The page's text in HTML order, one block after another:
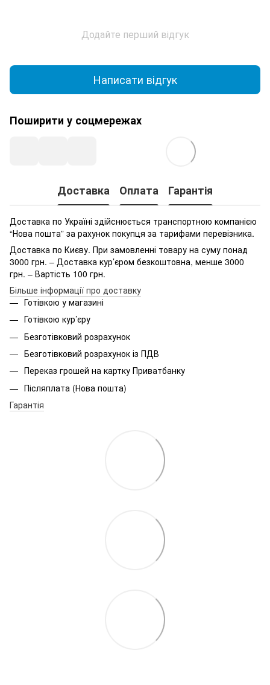
Додайте перший відгук
Написати відгук
Поширити у соцмережах
Доставка Оплата Гарантія
Доставка по Україні здійснюється транспортною компанією
“Нова пошта” за рахунок покупця за тарифами перевізника.
Доставка по Києву. При замовленні товару на суму понад
3000 грн. – Доставка кур’єром безкоштовна, менше 3000
грн. – Вартість 100 грн.
Більше інформації про доставку
Готівкою у магазині
Готівкою кур’єру
Безготівковий розрахунок
Безготівковий розрахунок із ПДВ
Переказ грошей на картку Приватбанку
Післяплата (Нова пошта)
Гарантія